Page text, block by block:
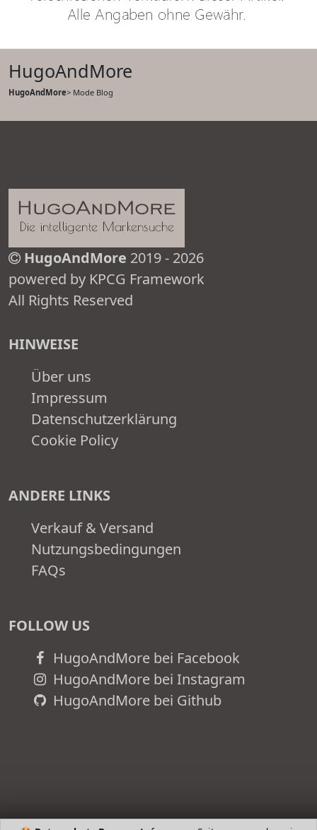
HugoAndMore
HugoAndMore> Mode Blog
HugoAndMore 2019 - 2026
powered by KPCG Framework
All Rights Reserved
HINWEISE
Über uns
Impressum
Datenschutzerklärung
Cookie Policy
ANDERE LINKS
Verkauf & Versand
Nutzungsbedingungen
FAQs
FOLLOW US
HugoAndMore bei Facebook
HugoAndMore bei Instagram
HugoAndMore bei Github